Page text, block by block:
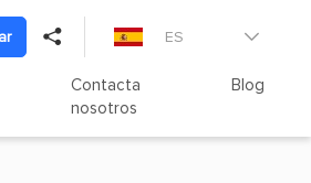
 ES 
Contacta
nosotros
Blog